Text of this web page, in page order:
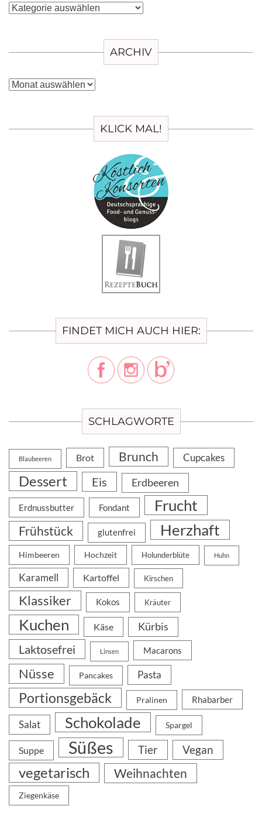
Kategorien
ARCHIV
Archiv
KLICK MAL!
FINDET MICH AUCH HIER:
SCHLAGWORTE
Blaubeeren Brot Brunch Cupcakes
Dessert Eis Erdbeeren
Erdnussbutter Fondant Frucht
Frühstück glutenfrei Herzhaft
Himbeeren Hochzeit Holunderblüte Huhn
Karamell Kartoffel Kirschen
Klassiker Kokos Kräuter
Kuchen Käse Kürbis
Laktosefrei Linsen Macarons
Nüsse Pancakes Pasta
Portionsgebäck Pralinen Rhabarber
Salat Schokolade Spargel
Suppe Süßes Tier Vegan
vegetarisch Weihnachten
Ziegenkäse